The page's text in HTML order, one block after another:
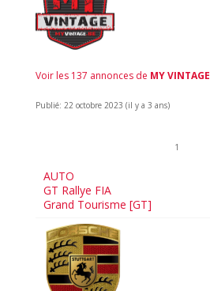
Voir les 137 annonces de MY VINTAGE
Publié: 22 octobre 2023 (il y a 3 ans)
1
AUTO
GT Rallye FIA
Grand Tourisme [GT]